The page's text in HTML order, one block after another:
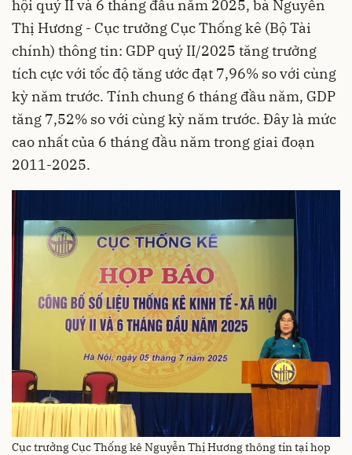
hội quý II và 6 tháng đầu năm 2025, bà Nguyễn
Thị Hương - Cục trưởng Cục Thống kê (Bộ Tài
chính) thông tin: GDP quý II/2025 tăng trưởng
tích cực với tốc độ tăng ước đạt 7,96% so với cùng
kỳ năm trước. Tính chung 6 tháng đầu năm, GDP
tăng 7,52% so với cùng kỳ năm trước. Đây là mức
cao nhất của 6 tháng đầu năm trong giai đoạn
2011-2025.
Cục trưởng Cục Thống kê Nguyễn Thị Hương thông tin tại họp